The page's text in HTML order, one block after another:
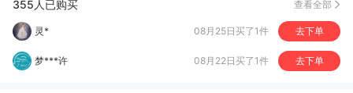
355人已购买 查看全部
灵* 08月25日买了1件 去下单
梦***许 08月22日买了1件 去下单